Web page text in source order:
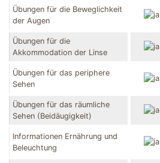
Übungen für die Beweglichkeit
der Augen
Übungen für die
Akkommodation der Linse
Übungen für das periphere
Sehen
Übungen für das räumliche
Sehen (Beidäugigkeit)
Informationen Ernährung und
Beleuchtung